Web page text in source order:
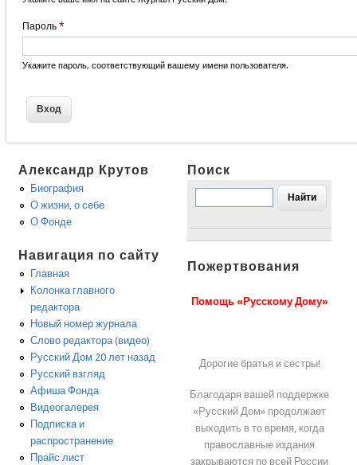
Пароль *
Укажите пароль, соответствующий вашему имени пользователя.
Александр Крутов
Биография
О жизни, о себе
О Фонде
Навигация по сайту
Главная
Колонка главного
редактора
Новый номер журнала
Слово редактора (видео)
Русский Дом 20 лет назад
Русский взгляд
Афиша Фонда
Видеогалерея
Подписка и
распространение
Прайс лист
Поиск
Пожертвования
Помощь «Русскому Дому»
Дорогие братья и сестры!
Благодаря вашей поддержке
«Русский Дом» продолжает
выходить в то время, когда
православные издания
закрываются по всей России